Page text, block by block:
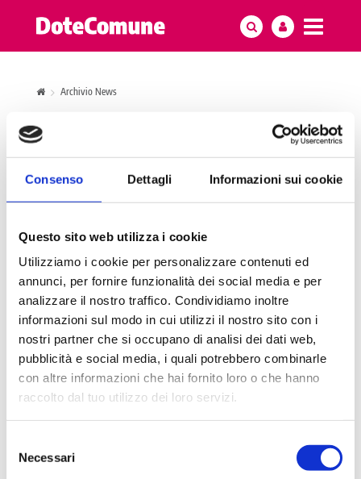
Consenso Dettagli Informazioni sui cookie
Questo sito web utilizza i cookie
Utilizziamo i cookie per personalizzare contenuti ed
annunci, per fornire funzionalità dei social media e per
analizzare il nostro traffico. Condividiamo inoltre
informazioni sul modo in cui utilizzi il nostro sito con i
nostri partner che si occupano di analisi dei dati web,
pubblicità e social media, i quali potrebbero combinarle
con altre informazioni che hai fornito loro o che hanno
raccolto dal tuo utilizzo dei loro servizi.
delNecessari
Archivio News
20 Maggio 2026
AnciLab ha pubblicato
l’avviso 1/2026 del
bando_Neet per la
selezione di 29
tirocinanti.